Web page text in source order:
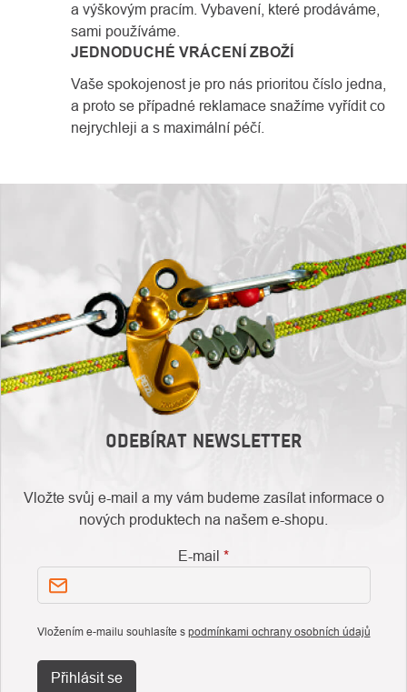
a výškovým pracím. Vybavení, které prodáváme,
sami používáme.
JEDNODUCHÉ VRÁCENÍ ZBOŽÍ
Vaše spokojenost je pro nás prioritou číslo jedna,
a proto se případné reklamace snažíme vyřídit co
nejrychleji a s maximální péčí.
ODEBÍRAT NEWSLETTER
Vložte svůj e-mail a my vám budeme zasílat informace o
nových produktech na našem e-shopu.
E-mail
Vložením e-mailu souhlasíte s podmínkami ochrany osobních údajů
Přihlásit se